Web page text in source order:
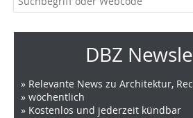
DBZ
» Relevante News zu Architektur,
» wöchentlich
» Kostenlos und jederzeit kündbar